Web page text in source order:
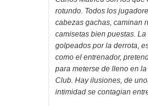
rotundo. Todos los
cabezas gachas, caminan
camisetas bien puestas.
golpeados por la derrota,
como el entrenador,
para meterse de lleno en
Club. Hay ilusiones, de
intimidad se contagian